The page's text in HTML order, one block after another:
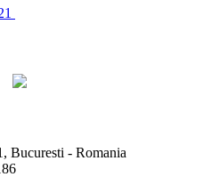
Bucuresti - Romania